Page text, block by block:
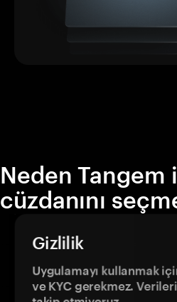
Neden Tangem
cüzdanını
Gizlilik
Uygulamayı kullanmak
ve KYC gerekmez.